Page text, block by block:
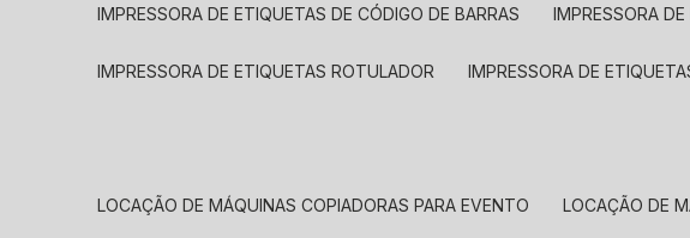
IMPRESSORA DE ETIQUETAS DE CÓDIGO DE BARRAS IMPRESSORA
IMPRESSORA DE ETIQUETAS ROTULADOR IMPRESSORA DE
LOCAÇÃO DE MÁQUINAS COPIADORAS PARA EVENTO LOCAÇÃO DE